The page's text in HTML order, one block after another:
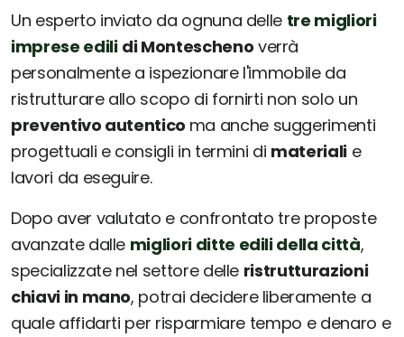
Un esperto inviato da ognuna delle tre migliori
imprese edili di Montescheno verrà
personalmente a ispezionare l'immobile da
ristrutturare allo scopo di fornirti non solo un
preventivo autentico ma anche suggerimenti
progettuali e consigli in termini di materialie
lavori da eseguire.
Dopo aver valutato e confrontato tre proposte
avanzate dalle migliori ditte edili della città,
specializzate nel settore delle ristrutturazioni
chiavi in mano, potrai decidere liberamente a
quale affidarti per risparmiare tempo e denaro e